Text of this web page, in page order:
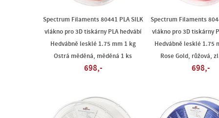
Spectrum Filaments 80441 PLA SILK
vlákno pro 3D tiskárny PLA hedvábí
Hedvábně lesklé 1.75 mm 1 kg
Ostrá měděná, měděná 1 ks
698,-
Spectrum Filaments
vlákno pro 3D tiskárny
Hedvábně lesklé 1.75
Rose Gold, růžová,
698,-